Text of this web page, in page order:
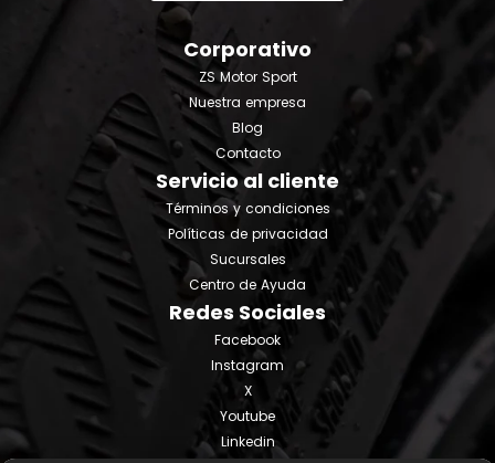
Corporativo
ZS Motor Sport
Nuestra empresa
Blog
Contacto
Servicio al cliente
Términos y condiciones
Políticas de privacidad
Sucursales
Centro de Ayuda
Redes Sociales
Facebook
Instagram
X
Youtube
Linkedin